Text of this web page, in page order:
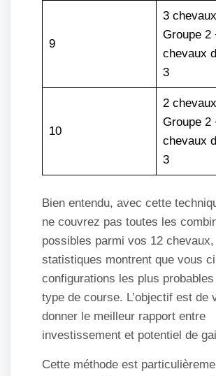
9
3
Groupe 2
chevaux
3
10
2
Groupe 2
chevaux
3
Bien entendu, avec cette
ne couvrez pas toutes les
possibles parmi vos 12
statistiques montrent que vous
configurations les plus
type de course. L’objectif est de
donner le meilleur rapport entre
investissement et potentiel de
Cette méthode est